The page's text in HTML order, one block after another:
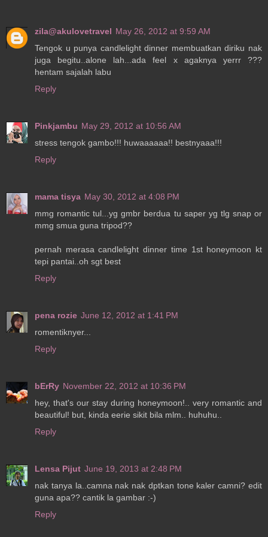
zila@akulovetravel May 26, 2012 at 9:59 AM
Tengok u punya candlelight dinner membuatkan diriku nak
juga begitu..alone lah...ada feel x agaknya yerrr ???
hentam sajalah labu
Reply
Pinkjambu May 29, 2012 at 10:56 AM
stress tengok gambo!!! huwaaaaaa!! bestnyaaa!!!
Reply
mama tisya May 30, 2012 at 4:08 PM
mmg romantic tul...yg gmbr berdua tu saper yg tlg snap or
mmg smua guna tripod??
pernah merasa candlelight dinner time 1st honeymoon kt
tepi pantai..oh sgt best
Reply
pena rozie June 12, 2012 at 1:41 PM
romentiknyer...
Reply
bErRy November 22, 2012 at 10:36 PM
hey, that's our stay during honeymoon!.. very romantic and
beautiful! but, kinda eerie sikit bila mlm.. huhuhu..
Reply
Lensa Pijut June 19, 2013 at 2:48 PM
nak tanya la..camna nak nak dptkan tone kaler camni? edit
guna apa?? cantik la gambar :-)
Reply